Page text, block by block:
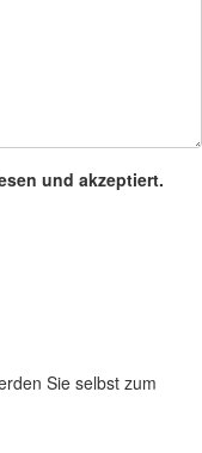
und akzeptiert.
Sie selbst zum